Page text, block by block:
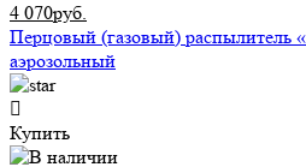
4 070руб.
Перцовый (газовый) распылитель
аэрозольный
Купить